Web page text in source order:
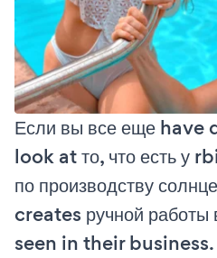
Если вы все еще have
look at то, что есть у
по производству
creates ручной работы
seen in their business.